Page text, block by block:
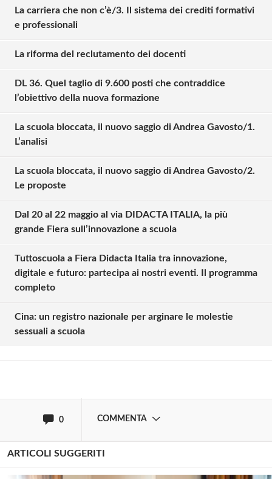
La carriera che non c’è/3. Il sistema dei crediti formativi
e professionali
La riforma del reclutamento dei docenti
DL 36. Quel taglio di 9.600 posti che contraddice
l’obiettivo della nuova formazione
La scuola bloccata, il nuovo saggio di Andrea Gavosto/1.
L’analisi
La scuola bloccata, il nuovo saggio di Andrea Gavosto/2.
Le proposte
Dal 20 al 22 maggio al via DIDACTA ITALIA, la più
grande Fiera sull’innovazione a scuola
Tuttoscuola a Fiera Didacta Italia tra innovazione,
digitale e futuro: partecipa ai nostri eventi. Il programma
completo
Cina: un registro nazionale per arginare le molestie
sessuali a scuola
0 COMMENTA
Solo gli utenti registrati possono
Effettua il Login
ARTICOLI SUGGERITI